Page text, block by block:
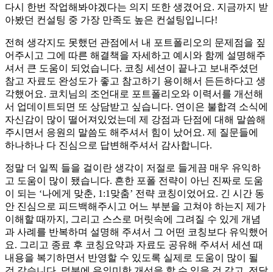
다시 한번 작업해봐야겠다는 의지 또한 생겼어요. 지금까지 받
아봤던 컨설팅 중 가장 만족도 높은 컨설팅입니다!
전혀 생각지도 못했던 관점에서 내 포트폴리오의 문제점을 짚
어주시고 그에 따른 해결책을 자세하고 예시와 함께 설명해주
셔서 큰 도움이 되었습니다. 코칭 세션이 끝나고 보내주셨던
참고 자료도 완성도가 좋고 참고하기 용이해서 든든하다고 생
각했어요. 코치님의 조언대로 포트폴리오와 이력서를 개선해
서 업데이트되면 또 상담받고 싶습니다. 연이은 불합격 소식에
자신감이 많이 떨어져있었는데 제 강점과 단점에 대해 말씀해
주시면서 응원의 말씀도 해주셔서 힘이 났어요. 제 질문들에
하나하나 다 진심으로 답변해주셔서 감사합니다.
정말 더 일찍 들을 걸이란 생각이 저절로 들게끔 매우 유익하
고 도움이 많이 됐습니다. 흔한 포폴 전략이 아닌 진짜로 도움
이 되는 ‘나에게 맞춘, 1:1맞춤’ 전략 코칭이었어요. 긴 시간 동
안 진심으로 피드백해주시고 어느 부분을 고쳐야 하는지 제가
이해할 때까지, 그리고 스스로 머릿속에 그려질 수 있게 개념
과 사례를 반복하며 설명해 주셔서 그 어떤 코칭보다 유익했어
요. 그리고 종료 후 코칭요약과 자료도 공유해 주셔서 세션 때
내용을 복기하면서 반영할 수 있도록 실제로 도움이 많이 될